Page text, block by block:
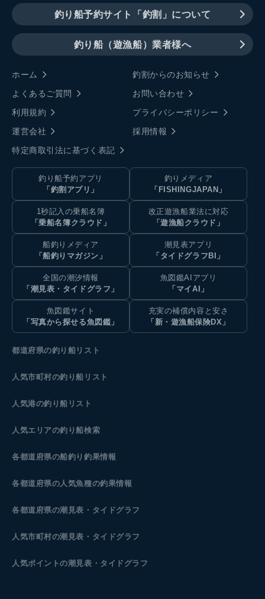
釣り船予約サイト「釣割」について
釣り船（遊漁船）業者様へ
ホーム
釣割からのお知らせ
よくあるご質問
お問い合わせ
利用規約
プライバシーポリシー
運営会社
採用情報
特定商取引法に基づく表記
釣り船予約アプリ
「釣割アプリ」
釣りメディア
「FISHINGJAPAN」
1秒記入の乗船名簿
「乗船名簿クラウド」
改正遊漁船業法に対応
「遊漁船クラウド」
船釣りメディア
「船釣りマガジン」
潮見表アプリ
「タイドグラフBI」
全国の潮汐情報
「潮見表・タイドグラフ」
魚図鑑AIアプリ
「マイAI」
魚図鑑サイト
「写真から探せる魚図鑑」
充実の補償内容と安さ
「新・遊漁船保険DX」
都道府県の釣り船リスト
人気市町村の釣り船リスト
人気港の釣り船リスト
人気エリアの釣り船検索
各都道府県の船釣り釣果情報
各都道府県の人気魚種の釣果情報
各都道府県の潮見表 ・タイドグラフ
人気市町村の潮見表・タイドグラフ
人気ポイントの潮見表・タイドグラフ